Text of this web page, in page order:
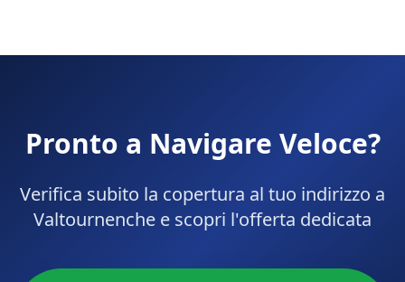
Pronto a Navigare Veloce?
Verifica subito la copertura al tuo indirizzo a
Valtournenche e scopri l'offerta dedicata